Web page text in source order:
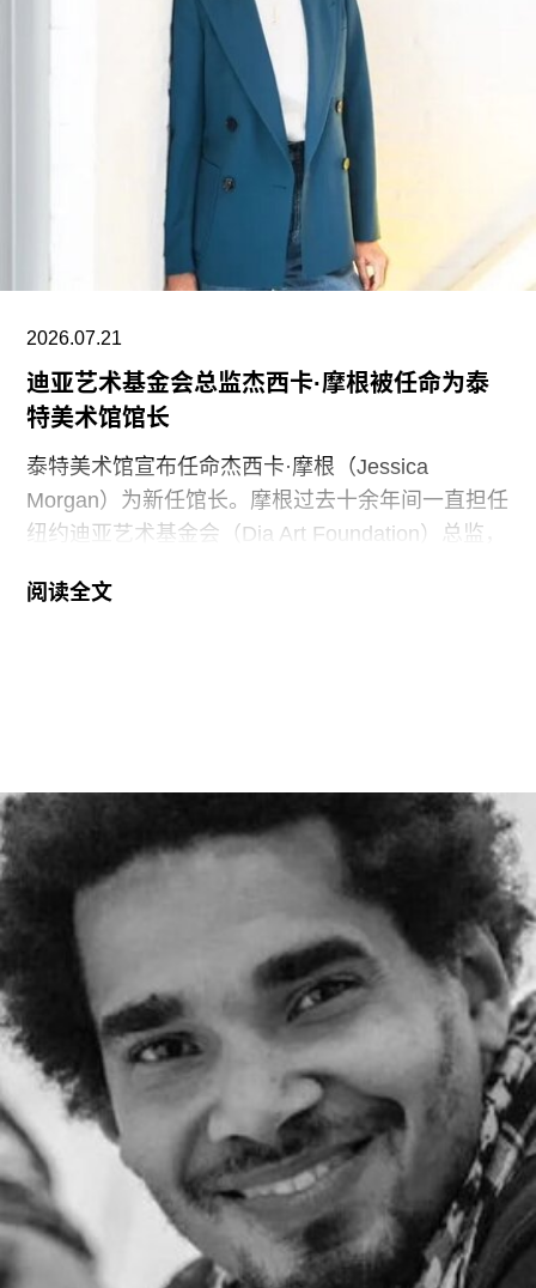
捐赠的2250万美元，黄仁勋夫妇对该校的捐赠总额
已达到9750万美元。同时，他们还带动了其他慈善
捐赠者向范德堡大学旧金山校区扩建项目捐赠共计
黄仁勋在一份声明中表示，此次捐赠旨在培养新一
代创作者，进一步巩固旧金山作为创新与创意之都
的文化基础。“技术拓展了我们能够创造什么，而艺
术与设计决定了我们为何创造。二者共同塑造了文
成为全球市值最高的企业之一，也是全球人工智能
浪潮中的核心企业。此次向范德堡大学新校区捐赠
的同时，
2026.07.21
迪亚艺术基金会总监杰西卡·摩根被任命为泰
特美术馆馆长
泰特美术馆宣布任命杰西卡·摩根（Jessica
Morgan）为新任馆长。摩根过去十余年间一直担任
纽约迪亚艺术基金会（Dia Art Foundation）总监，
位，后者在担任馆长九年后于今年春季离任。摩根
多个职务，包括国际艺术策展人，因此一直被视为
这一职位的热门人选。不过薪酬问题曾是任命过程
中的重要障碍，因为摩根在迪亚艺术基金会的收入
明显高于巴尔肖。泰特美术馆主席罗兰·拉德
（Roland Rudd）向《卫报》透露，摩根在接受这
一职位时接受了“大幅降薪”。
摩根加入泰特美术馆之际，正值该机构处于动荡时
期。泰特美术馆目前正面临财务困境，最近的一份
报告显示其运营处于亏损状态。泰特美术馆曾试图
通过裁员来解决资金问题，导致员工士气急剧下降
并引发了罢工。此外，尽管翠西·艾敏和弗里达·卡
罗的展览广受好评，但去年泰特不列颠美术馆和泰
特现代美术馆的参观人数仍远低于疫情前的水平。
摩根于2015年加入迪亚艺术基金会担任总监。任职
阅读全文